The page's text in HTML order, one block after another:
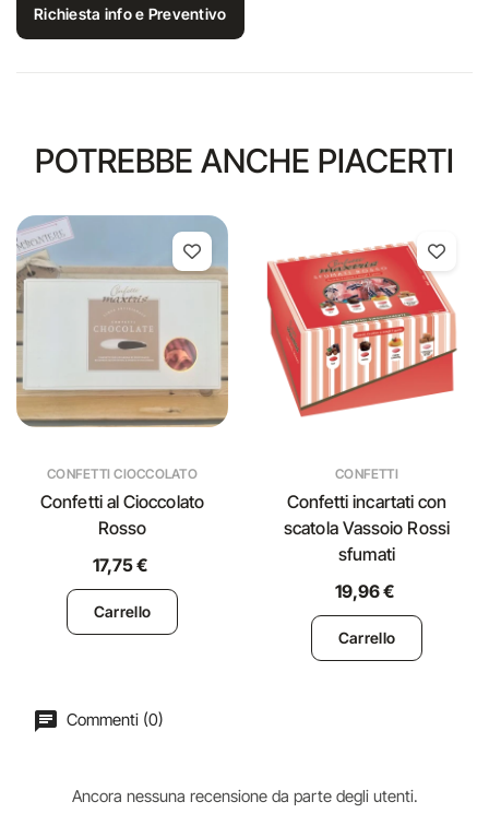
Richiesta info e Preventivo
POTREBBE ANCHE PIACERTI
CONFETTI CIOCCOLATO
Confetti al Cioccolato
Rosso
17,75 €
Carrello
CONFETTI
Confetti incartati con
scatola Vassoio Rossi
sfumati
19,96 €
Carrello
Commenti (0)
Ancora nessuna recensione da parte degli utenti.